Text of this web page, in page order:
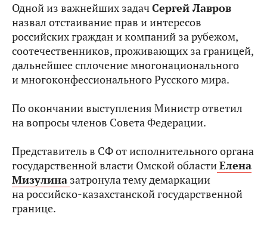
Одной из важнейших задачСергей Лавров
назвал отстаивание прав и интересов
российских граждан и компаний за рубежом,
соотечественников, проживающих за границей,
дальнейшее сплочение многонационального
и многоконфессионального Русского мира.
По окончании выступления Министр ответил
на вопросы членов Совета Федерации.
Представитель в СФ от исполнительного органа
государственной власти Омской областиЕлена
Мизулина затронула тему демаркации
на российско-казахстанской государственной
границе.